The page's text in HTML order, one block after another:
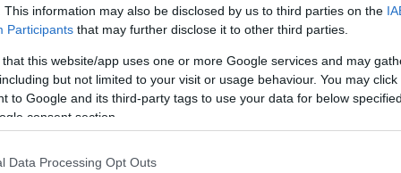
This information may also be disclosed by us to third parties on the
Participants that may further disclose it to other third parties.
that this website/app uses one or more Google services and may
but not limited to your visit or usage behaviour. You may
to Google and its third-party tags to use your data for below
consent section.
Data Processing Opt Outs